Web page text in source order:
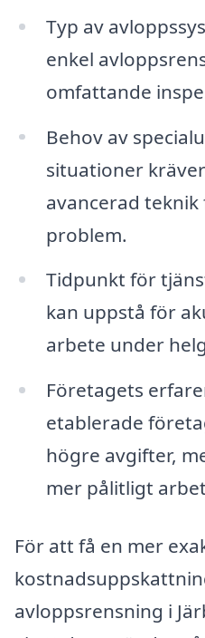
Typ av
enkel
omfattande
Behov av
situationer
avancerad
problem.
Tidpunkt för
kan uppstå för
arbete under
Företagets
etablerade
högre avgifter,
mer pålitligt
För att få en mer
avloppsrensning i